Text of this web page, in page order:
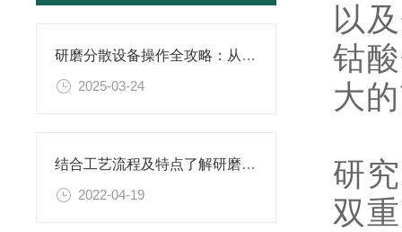
研磨分散设备操作全攻略：从开机到关机的详细步骤
2025-03-24
结合工艺流程及特点了解研磨分散设备
2022-04-19
以
钴
大
研
双